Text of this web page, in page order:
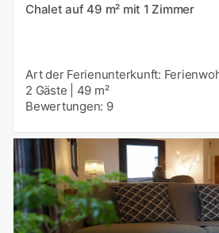
Chalet auf 49 m² mit 1 Zimmer
Art der Ferienunterkunft:
2 Gäste
49 m²
Bewertungen: 9